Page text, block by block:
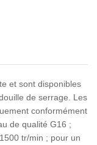
et sont disponibles
de serrage. Les
conformément
de qualité G16 ;
tr/min ; pour un